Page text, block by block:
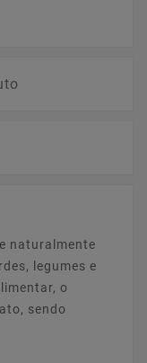
naturalmente
legumes e
o
sendo